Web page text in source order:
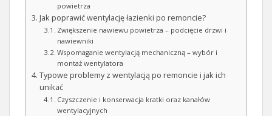
powietrza
Jak poprawić wentylację łazienki po remoncie?
Zwiększenie nawiewu powietrza – podcięcie drzwi i
nawiewniki
Wspomaganie wentylacją mechaniczną – wybór i
montaż wentylatora
Typowe problemy z wentylacją po remoncie i jak ich
unikać
Czyszczenie i konserwacja kratki oraz kanałów
wentylacyjnych